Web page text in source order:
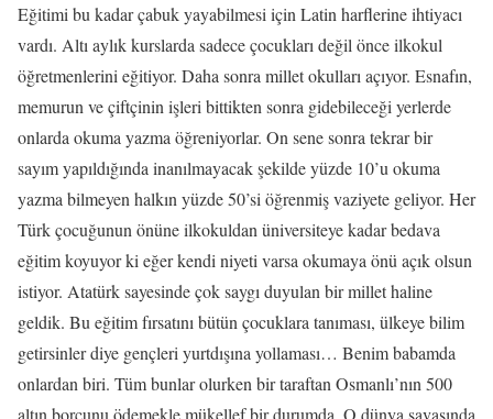
Eğitimi bu kadar çabuk yayabilmesi için Latin harflerine ihtiyacı
vardı. Altı aylık kurslarda sadece çocukları değil önce ilkokul
öğretmenlerini eğitiyor. Daha sonra millet okulları açıyor. Esnafın,
memurun ve çiftçinin işleri bittikten sonra gidebileceği yerlerde
onlarda okuma yazma öğreniyorlar. On sene sonra tekrar bir
sayım yapıldığında inanılmayacak şekilde yüzde 10’u okuma
yazma bilmeyen halkın yüzde 50’si öğrenmiş vaziyete geliyor. Her
Türk çocuğunun önüne ilkokuldan üniversiteye kadar bedava
eğitim koyuyor ki eğer kendi niyeti varsa okumaya önü açık olsun
istiyor. Atatürk sayesinde çok saygı duyulan bir millet haline
geldik. Bu eğitim fırsatını bütün çocuklara tanıması, ülkeye bilim
getirsinler diye gençleri yurtdışına yollaması… Benim babamda
onlardan biri. Tüm bunlar olurken bir taraftan Osmanlı’nın 500
altın borcunu ödemekle mükellef bir durumda. O dünya savaşında